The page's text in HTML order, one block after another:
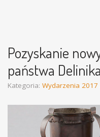
Pozyskanie
państwa
Kategoria: Wydarzenia 2017